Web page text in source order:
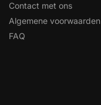
Contact met ons
Algemene voorwaarden
FAQ